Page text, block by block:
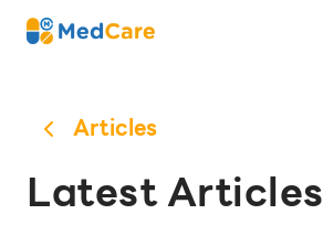
Skip
MedCare
Articles
Latest Articles